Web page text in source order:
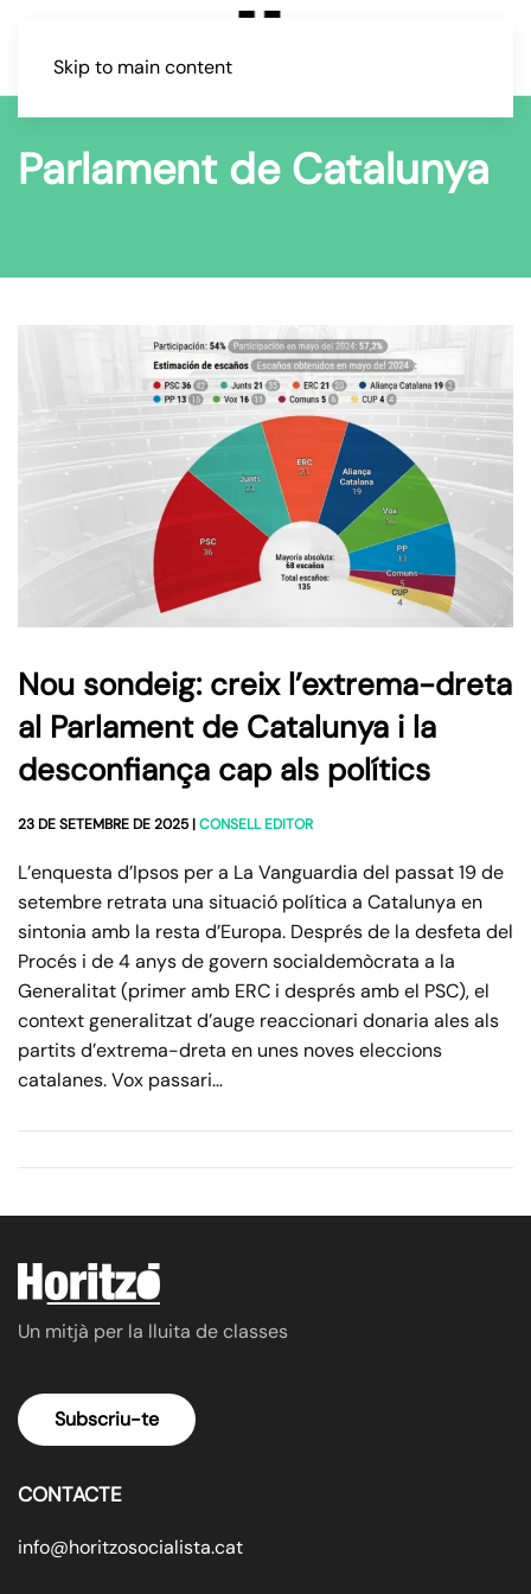
Skip to main content
Parlament de Catalunya
Nou sondeig: creix l’extrema-dreta
al Parlament de Catalunya i la
desconfiança cap als polítics
23 DE SETEMBRE DE 2025 |CONSELL EDITOR
L’enquesta d’Ipsos per a La Vanguardia del passat 19 de
setembre retrata una situació política a Catalunya en
sintonia amb la resta d’Europa. Després de la desfeta del
Procés i de 4 anys de govern socialdemòcrata a la
Generalitat (primer amb ERC i després amb el PSC), el
context generalitzat d’auge reaccionari donaria ales als
partits d’extrema-dreta en unes noves eleccions
catalanes. Vox passari…
Un mitjà per la lluita de classes
Subscriu-te
CONTACTE
info@horitzosocialista.cat